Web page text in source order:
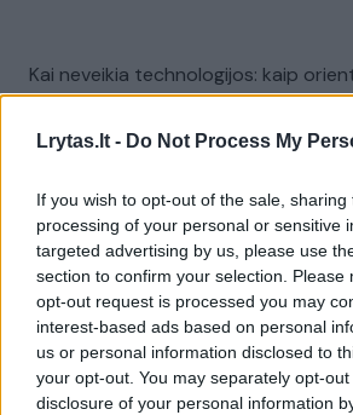
Lrytas.lt - Do Not Process My
If you wish to opt-out of the sale,
processing of your personal or sensitive
targeted advertising by us, please use
section to confirm your selection. Please
opt-out request is processed you may
interest-based ads based on personal
us or personal information disclosed to
your opt-out. You may separately opt-
disclosure of your personal information
Kai neveikia technologijos: kaip
priimti sprendimus krizės metu?
Laidos | Išlikti rytojui
Visi įrašai
Žiūrimiausi įrašai